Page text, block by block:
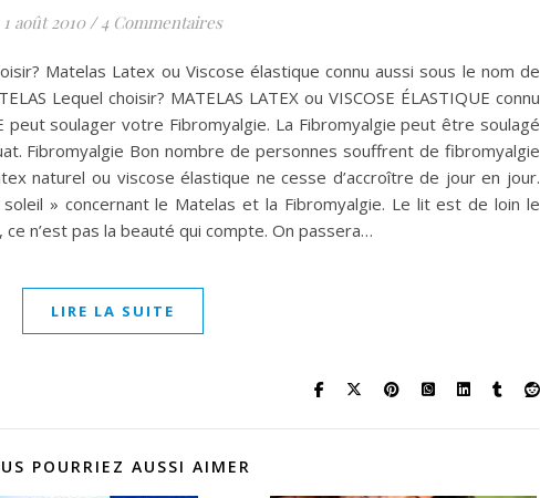
1 août 2010 / 4 Commentaires
Matelas Latex ou Viscose élastique connu aussi sous le nom de
Lequel choisir? MATELAS LATEX ou VISCOSE ÉLASTIQUE connu
peut soulager votre Fibromyalgie. La Fibromyalgie peut être soulagé
Fibromyalgie Bon nombre de personnes souffrent de fibromyalgie
naturel ou viscose élastique ne cesse d’accroître de jour en jour.
» concernant le Matelas et la Fibromyalgie. Le lit est de loin le
n’est pas la beauté qui compte. On passera…
LIRE LA SUITE
POURRIEZ AUSSI AIMER